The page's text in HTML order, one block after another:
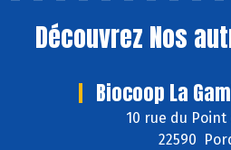
Découvrez Nos
Biocoop La
10 rue du
22590